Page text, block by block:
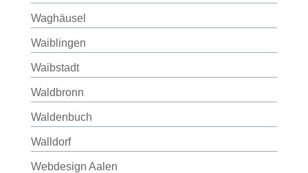
Waghäusel
Waiblingen
Waibstadt
Waldbronn
Waldenbuch
Walldorf
Webdesign Aalen